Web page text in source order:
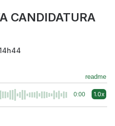
CANDIDATURA
readme
0:00 1.0x